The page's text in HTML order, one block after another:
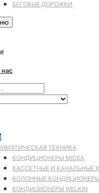
БЕГОВЫЕ ДОРОЖКИ
нас
ТЕХНИКА
КОНДИЦИОНЕРЫ MIDEA
КАССЕТНЫЕ И КАНАЛЬНЫЕ
КОЛОННЫЕ КОНДИЦИОНЕРЫ
КОНДИЦИОНЕРЫ WELKIN